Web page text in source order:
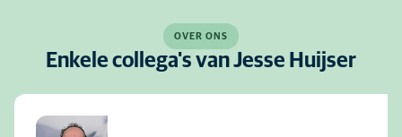
OVER ONS
Enkele collega's van Jesse Huijser